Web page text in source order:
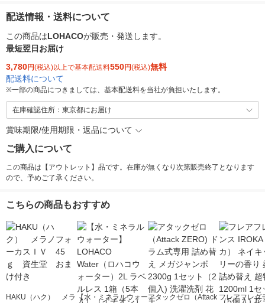
配送情報・送料について
この商品はLOHACOが販売・発送します。
最短翌日お届け
3,780円(税込)以上で基本配送料550円(税込)無料
配送料について
※一部の商品につきましては、基本配送料を当社が負担いたします。
在庫確認住所：東京都にお届け
賞味期限/使用期限・返品について
ご購入について
この商品は【アウトレット】品です。在庫が無くなり次第販売終了となります
ので、予めご了承ください。
こちらの商品もおすすめ
HAKU（ハク） メラ 【水・ミネラルウォーアタックゼロ（Attack フレアフレグ